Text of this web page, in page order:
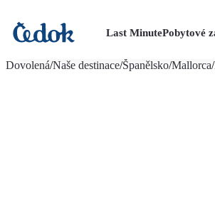
Last MinutePobytové
Dovolená/Naše destinace/Španělsko/Mallorca/